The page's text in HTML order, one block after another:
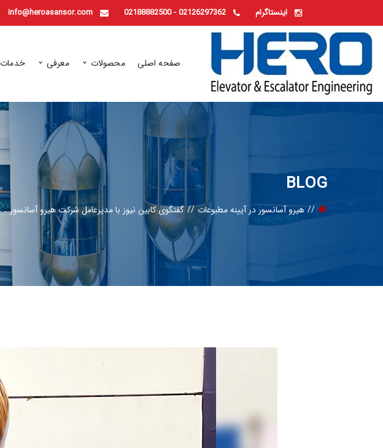
اینستاگرام 02126297362
-
02188882500
info@heroasansor.com
صفحه اصلی محصولات معرفی خدمات
BLOG
هیرو آسانسور در آیینه مطبوعات گفتگوی کابین نیوز با مدیرعامل شرکت هیرو آسانسور